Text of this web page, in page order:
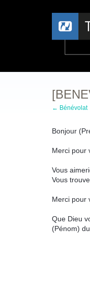
← Bénévolat
Bonjour
Merci pour
Vous
Vous
Merci pour
Que Dieu
(Pénom)